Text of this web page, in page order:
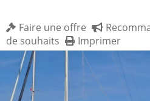
Vendeur
privé
Enchères
Courtiers
Faire une offre
de souhaits
Imprimer